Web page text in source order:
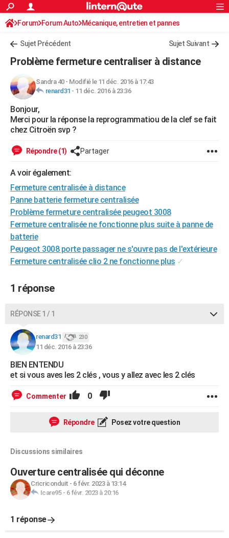
ACTUALITÉS
Politique
Société
Faits Divers
Education
Monde
Villes
+
Retraite
Impôts
Epargne
Immobilier
Risques naturels par ville
Banque
Assurance
Crédit
AUTO
Essais
Réserver un essai
Citadines
Berlines
SUV
Forum auto
+HIGH-TECH
Mobiles
Meilleur smartphone
Internet
Ordinateurs
Jeux vidéo
Guide high-tech
+
Forum
Aménagement intérieur
Extérieur
Cuisine
Salle de bains
Jardinage
Rangement
WEEK-END
Guides de France
Escapades
Patrimoine
Expositions
Musées
Week-end nature
+LIFESTYLE
Art de vivre
Bien-être
Loisirs
Mode
Modes de vie
SANTE
Alimentation
Guide de la santé
Maladies
Médicaments
Sommeil
VOYAGE
Destinations
City break
Voyage nature
Voyage de noces
Forum
Climat
+PHOTO
GUIDES D'ACHAT
BONS PLANS
Dictionnaire
Biographies
Citations
Expressions
Proverbes
PROGRAMME TV
COPAINS D'AVANT
Rechercher
S'inscrire
Connexion
Forum Forum Auto Mécanique, entretien et pannes
Sujet Précédent Sujet Suivant
Problème fermeture centraliser à distance
Sandra 40- Modifié le 11 déc. 2016 à 17:43
renard31 - 11 déc. 2016 à 23:36
Bonjour,
Merci pour la réponse la reprogrammatiou de la clef se fait
chez Citroën svp ?
Répondre (1) Partager
A voir également:
Fermeture centralisée à distance
Panne batterie fermeture centralisée
Problème fermeture centralisée peugeot 3008
Fermeture centralisée ne fonctionne plus suite à panne de
batterie
Peugeot 3008 porte passager ne s'ouvre pas de l'extérieure
Fermeture centralisée clio 2 ne fonctionne plus ✓
1 réponse
RÉPONSE 1 / 1
renard31 230
11 déc. 2016 à 23:36
BIEN ENTENDU
et si vous aves les 2 clés , vous y allez avec les 2 clés
Commenter 0
Répondre Posez votre question
Discussions similaires
Ouverture centralisée qui déconne
Cricriconduit - 6 févr. 2023 à 13:14
Icare95- 6 févr. 2023 à 20:16
1 réponse